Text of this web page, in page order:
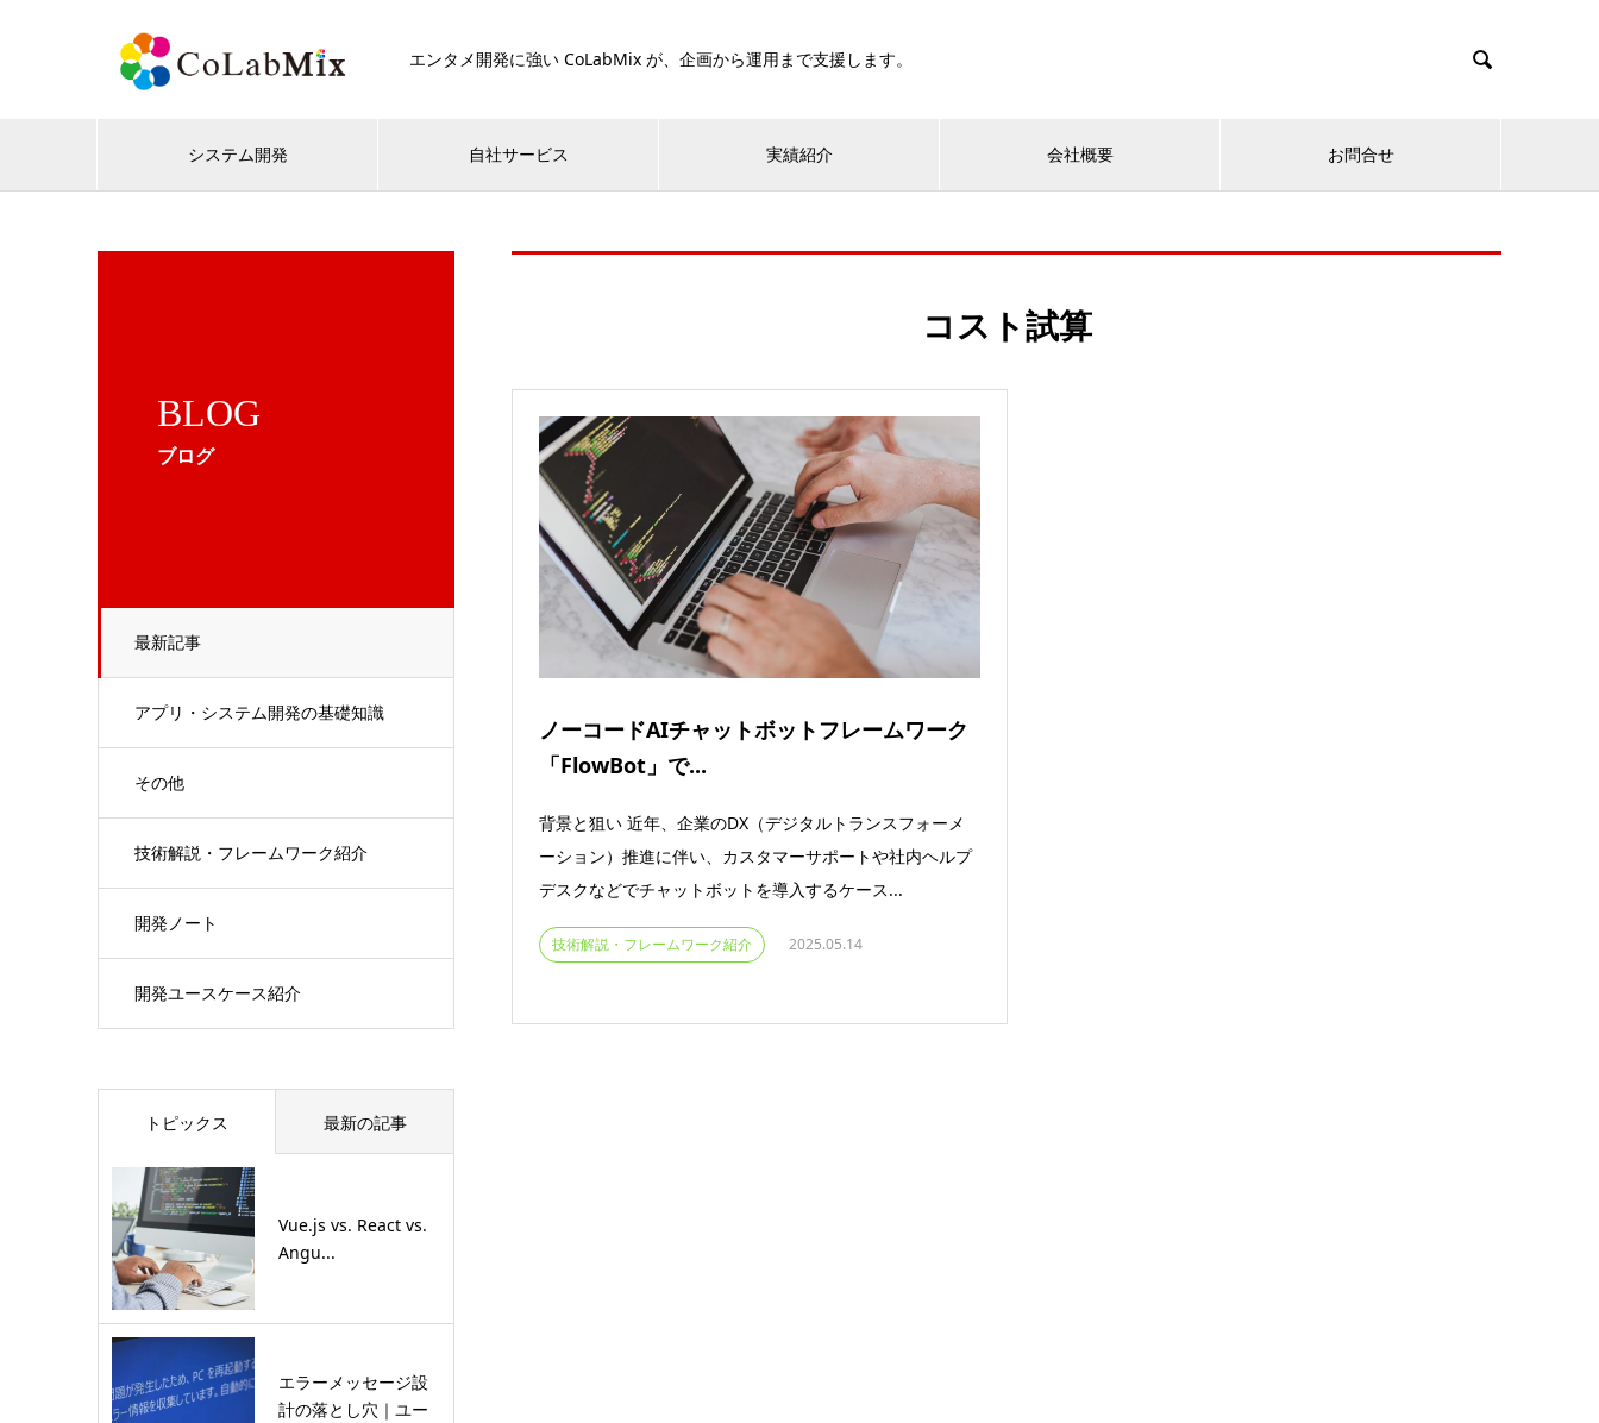
エンタメ開発に強い CoLabMix が、企画から運用まで支援します。 
システム開発 自社サービス 実績紹介 会社概要 お問合せ
BLOG
ブログ
最新記事
アプリ・システム開発の基礎知識
その他
技術解説・フレームワーク紹介
開発ノート
開発ユースケース紹介
コスト試算
ノーコードAIチャットボットフレームワーク
「FlowBot」で...
背景と狙い 近年、企業のDX（デジタルトランスフォーメ
ーション）推進に伴い、カスタマーサポートや社内ヘルプ
デスクなどでチャットボットを導入するケース...
技術解説・フレームワーク紹介 2025.05.14
トピックス 最新の記事
Vue.js vs. React vs.
Angu...
エラーメッセージ設
計の落とし穴｜ユー